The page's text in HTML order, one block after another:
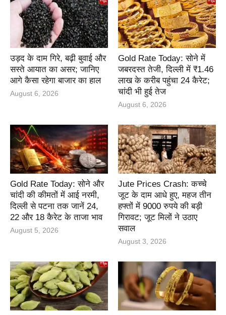
उड़द के दाम गिरे, बढ़ी बुवाई और
सस्ते आयात का असर; जानिए
आगे कैसा रहेगा बाजार का हाल
August 6, 2026
Gold Rate Today: सोने में
जबरदस्त तेजी, दिल्ली में ₹1.46
लाख के करीब पहुंचा 24 कैरेट;
चांदी भी हुई तेज
August 6, 2026
Gold Rate Today: सोने और
चांदी की कीमतों में आई नरमी,
दिल्ली से पटना तक जानें 24,
22 और 18 कैरेट के ताजा भाव
August 5, 2026
Jute Prices Crash: कच्चे
जूट के दाम आधे हुए, महज तीन
हफ्तों में 9000 रुपये की बड़ी
गिरावट; जूट मिलों ने उठाए
सवाल
August 3, 2026